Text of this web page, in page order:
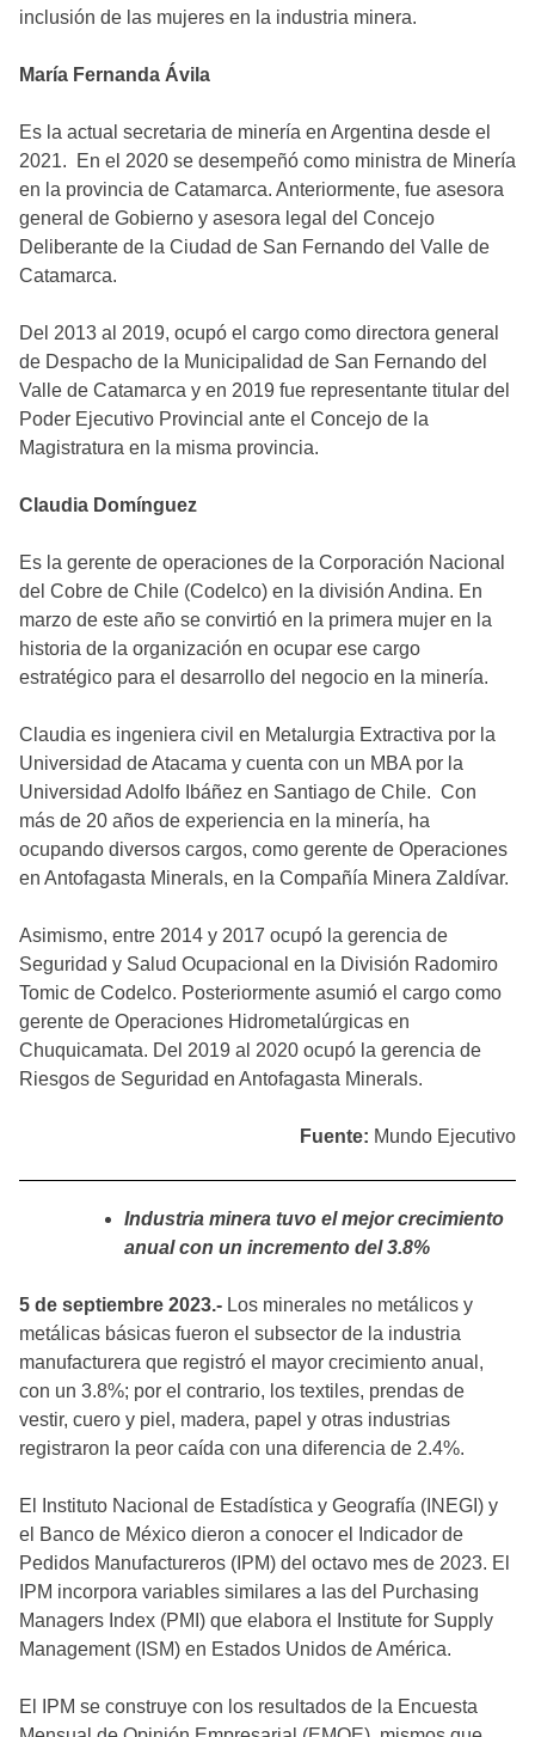
inclusión de las mujeres en la industria minera.
María Fernanda Ávila
Es la actual secretaria de minería en Argentina desde el
2021. En el 2020 se desempeñó como ministra de Minería
en la provincia de Catamarca. Anteriormente, fue asesora
general de Gobierno y asesora legal del Concejo
Deliberante de la Ciudad de San Fernando del Valle de
Catamarca.
Del 2013 al 2019, ocupó el cargo como directora general
de Despacho de la Municipalidad de San Fernando del
Valle de Catamarca y en 2019 fue representante titular del
Poder Ejecutivo Provincial ante el Concejo de la
Magistratura en la misma provincia.
Claudia Domínguez
Es la gerente de operaciones de la Corporación Nacional
del Cobre de Chile (Codelco) en la división Andina. En
marzo de este año se convirtió en la primera mujer en la
historia de la organización en ocupar ese cargo
estratégico para el desarrollo del negocio en la minería.
Claudia es ingeniera civil en Metalurgia Extractiva por la
Universidad de Atacama y cuenta con un MBA por la
Universidad Adolfo Ibáñez en Santiago de Chile. Con
más de 20 años de experiencia en la minería, ha
ocupando diversos cargos, como gerente de Operaciones
en Antofagasta Minerals, en la Compañía Minera Zaldívar.
Asimismo, entre 2014 y 2017 ocupó la gerencia de
Seguridad y Salud Ocupacional en la División Radomiro
Tomic de Codelco. Posteriormente asumió el cargo como
gerente de Operaciones Hidrometalúrgicas en
Chuquicamata. Del 2019 al 2020 ocupó la gerencia de
Riesgos de Seguridad en Antofagasta Minerals.
Fuente: Mundo Ejecutivo
Industria minera tuvo el mejor crecimiento
anual con un incremento del 3.8%
5 de septiembre 2023.- Los minerales no metálicos y
metálicas básicas fueron el subsector de la industria
manufacturera que registró el mayor crecimiento anual,
con un 3.8%; por el contrario, los textiles, prendas de
vestir, cuero y piel, madera, papel y otras industrias
registraron la peor caída con una diferencia de 2.4%.
El Instituto Nacional de Estadística y Geografía (INEGI) y
el Banco de México dieron a conocer el Indicador de
Pedidos Manufactureros (IPM) del octavo mes de 2023. El
IPM incorpora variables similares a las del Purchasing
Managers Index (PMI) que elabora el Institute for Supply
Management (ISM) en Estados Unidos de América.
El IPM se construye con los resultados de la Encuesta